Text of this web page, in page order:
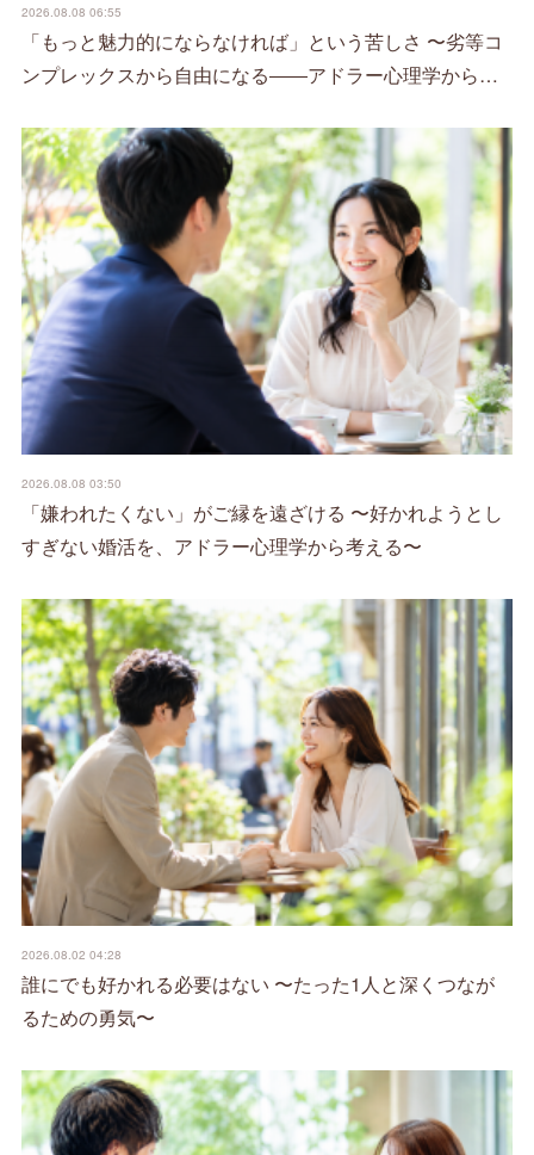
2026.08.08 06:55
「もっと魅力的にならなければ」という苦しさ 〜劣等コ
ンプレックスから自由になる――アドラー心理学から…
2026.08.08 03:50
「嫌われたくない」がご縁を遠ざける 〜好かれようとし
すぎない婚活を、アドラー心理学から考える〜
2026.08.02 04:28
誰にでも好かれる必要はない 〜たった1人と深くつなが
るための勇気〜